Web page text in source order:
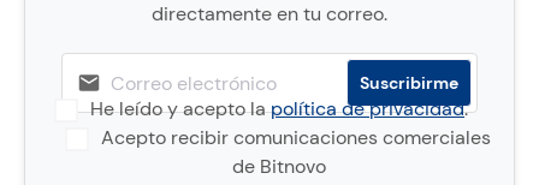
directamente en tu correo.
He leído y acepto lapolítica de privacidad.
Acepto recibir comunicaciones comerciales
de Bitnovo